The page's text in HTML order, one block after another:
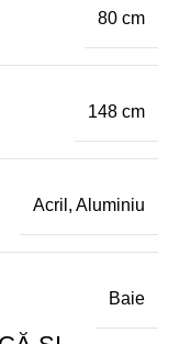
80 cm
148 cm
Acril , Aluminiu
Baie